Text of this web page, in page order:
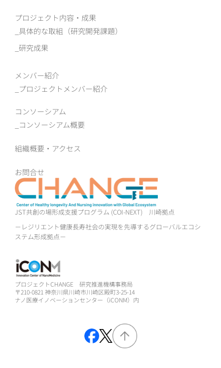
JST共創の場形成支援プログラム (COI-NEXT) 川崎拠点
－レジリエント健康長寿社会の実現を先導するグローバルエコシ
ステム形成拠点－
プロジェクト内容・成果
具体的な取組（研究開発課題）
研究成果
メンバー紹介
プロジェクトメンバー紹介
コンソーシアム
コンソーシアム概要
組織概要‧アクセス
お問合せ
プロジェクトCHANGE 研究推進機構事務局
〒210-0821 神奈川県川崎市川崎区殿町3-25-14
ナノ医療イノベーションセンター（iCONM）内